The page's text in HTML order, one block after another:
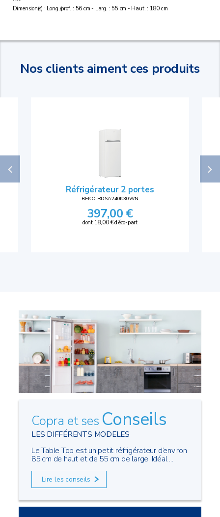
Dimension(s) : Long./prof. : 56 cm - Larg. : 55 cm - Haut. : 180 cm
Nos clients aiment ces produits
Réfrigérateur 2 portes
BEKO RDSA240K30WN
397,00 €
dont 18,00 € d'éco-part
Copra et ses Conseils
LES DIFFÉRENTS MODELES
Le Table Top est un petit réfrigérateur d’environ
85 cm de haut et de 55 cm de large. Idéal ...
Lire les conseils